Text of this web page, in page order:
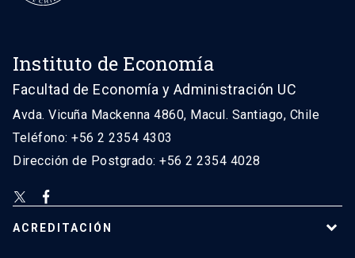
Instituto de Economía
Facultad de Economía y Administración UC
Avda. Vicuña Mackenna 4860, Macul. Santiago, Chile
Teléfono: +56 2 2354 4303
Dirección de Postgrado: +56 2 2354 4028
ACREDITACIÓN